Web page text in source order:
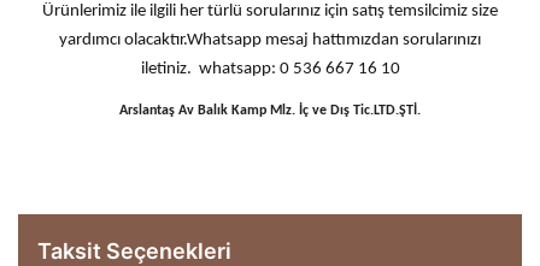
Ürünlerimiz ile ilgili her türlü sorularınız için satış temsilcimiz size
yardımcı olacaktır.Whatsapp mesaj hattımızdan sorularınızı
iletiniz. whatsapp: 0 536 667 16 10
Arslantaş Av Balık Kamp Mlz. İç ve Dış Tic.LTD.ŞTİ.
Taksit Seçenekleri